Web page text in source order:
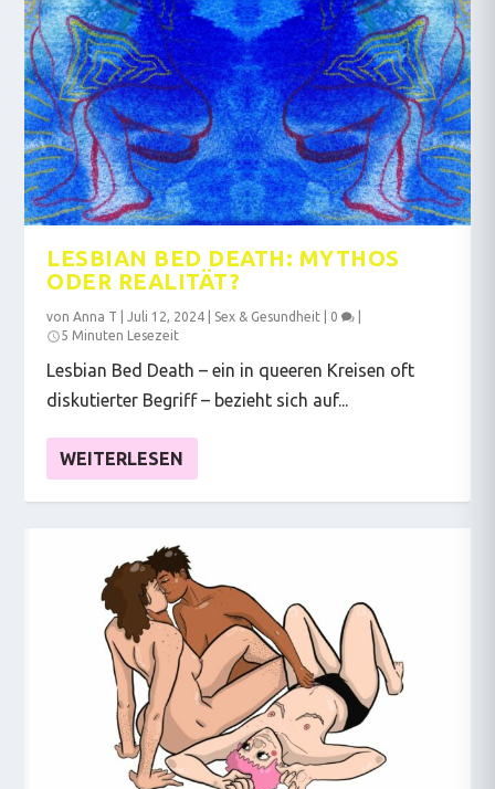
LESBIAN BED DEATH: MYTHOS
ODER REALITÄT?
von Anna T Juli 12, 2024 Sex & Gesundheit 0
5 Minuten Lesezeit
Lesbian Bed Death – ein in queeren Kreisen oft
diskutierter Begriff – bezieht sich auf...
WEITERLESEN